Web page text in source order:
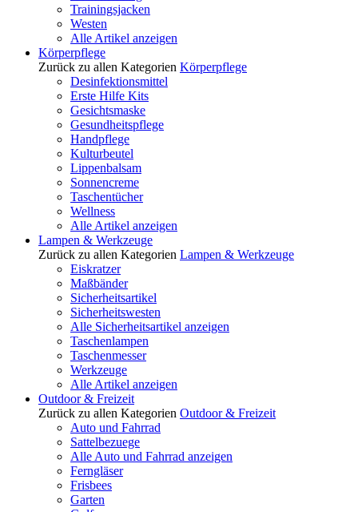
Trainingsjacken
Westen
Alle Artikel anzeigen
Körperpflege
Zurück zu allen Kategorien Körperpflege
Desinfektionsmittel
Erste Hilfe Kits
Gesichtsmaske
Gesundheitspflege
Handpflege
Kulturbeutel
Lippenbalsam
Sonnencreme
Taschentücher
Wellness
Alle Artikel anzeigen
Lampen & Werkzeuge
Zurück zu allen Kategorien Lampen & Werkzeuge
Eiskratzer
Maßbänder
Sicherheitsartikel
Sicherheitswesten
Alle Sicherheitsartikel anzeigen
Taschenlampen
Taschenmesser
Werkzeuge
Alle Artikel anzeigen
Outdoor & Freizeit
Zurück zu allen Kategorien Outdoor & Freizeit
Auto und Fahrrad
Sattelbezuege
Alle Auto und Fahrrad anzeigen
Ferngläser
Frisbees
Garten